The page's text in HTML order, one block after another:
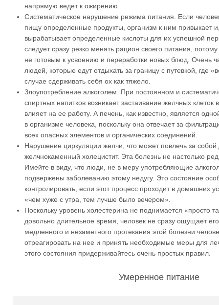
напрямую ведет к ожирению.
Систематическое нарушение режима питания. Если
пищу определенные продукты, организм к ним привыкает
вырабатывает определенные кислоты для их успешной
следует сразу резко менять рацион своего питания,
не готовым к усвоению и переработки новых блюд. Очень
людей, которые едут отдыхать за границу с путевкой, где
случае сдерживать себя ох как тяжело.
Злоупотребление алкоголем. При постоянном и
спиртных напитков возникает застаивание желчных
влияет на ее работу. А печень, как известно, является
в организме человека, поскольку она отвечает за
всех опасных элементов и органических соединений.
Нарушение циркуляции желчи, что может повлечь за собой
желчнокаменный холецистит. Эта болезнь не настолько
Имейте в виду, что люди, не в меру употребляющие
подвержены заболеванию этому недугу. Это состояние
контролировать, если этот процесс проходит в домашних
«чем хуже с утра, тем лучше было вечером».
Поскольку уровень холестерина не поднимается «просто
довольно длительное время, человек не сразу ощущает
медленного и незаметного протекания этой болезни
отреагировать на нее и принять необходимые меры для
этого состояния придерживайтесь очень простых правил.
Умеренное питание